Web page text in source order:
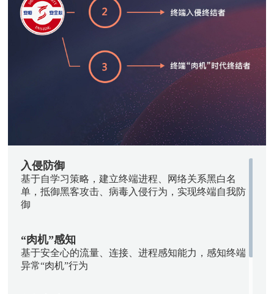
入侵防御
基于自学习策略，建立终端进程、网络关系黑白名
单，抵御黑客攻击、病毒入侵行为，实现终端自我防
御
“肉机”感知
基于安全心的流量、连接、进程感知能力，感知终端
异常“肉机”行为